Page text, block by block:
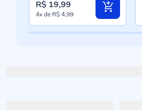
R$ 19,99
4xde R$ 4,99